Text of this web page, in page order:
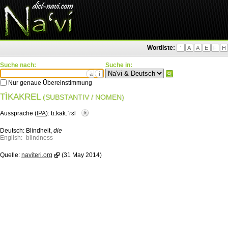
Wortliste: ' A Ä E F H
Suche nach:
ä ì
Nur genaue Übereinstimmung
Suche in:
TÌKAKREL (SUBSTANTIV / NOMEN)
Aussprache ( IPA): tɪ.kak.ˈɾɛl
Deutsch: Blindheit, die
English:
blindness
Quelle: naviteri.org (31 May 2014)